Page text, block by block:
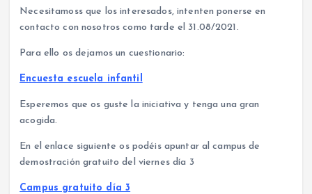
Necesitamoss que los interesados, intenten ponerse en
contacto con nosotros como tarde el 31.08/2021.
Para ello os dejamos un cuestionario:
Encuesta escuela infantil
Esperemos que os guste la iniciativa y tenga una gran
acogida.
En el enlace siguiente os podéis apuntar al campus de
demostración gratuito del viernes día 3
Campus gratuito día 3